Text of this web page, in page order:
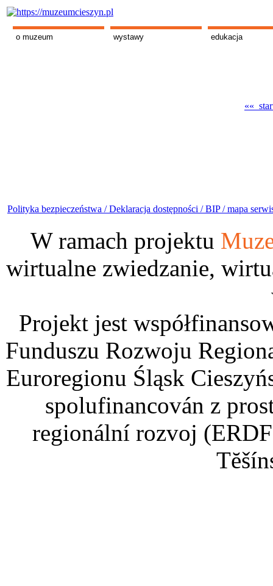
o muzeum wystawy edukacja
««
Polityka bezpieczeństwa /Deklaracja dostępności /BIP /mapa
W ramach projektu
wirtualne zwiedzanie,
Projekt jest
Funduszu Rozwoju
Euroregionu Śląsk
spolufinancován z
regionální rozvoj